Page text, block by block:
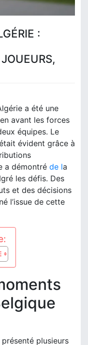
:
a été une
avant les forces
équipes. Le
évident grâce à
a démontré de la
les défis. Des
et des décisions
l’issue de cette
plusieurs